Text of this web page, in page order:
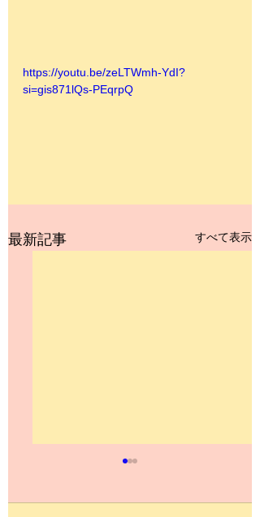
https://youtu.be/zeLTWmh-YdI?
si=gis871lQs-PEqrpQ
最新記事 すべて表示